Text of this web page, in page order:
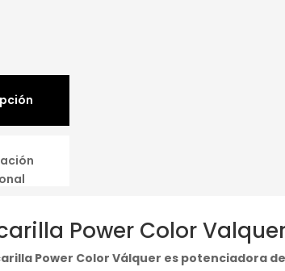
Power Color
Power Color Válquer es potenciadora